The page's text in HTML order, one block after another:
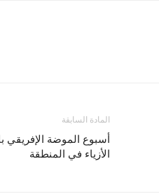
المادة السابقة
أسبوع الموضة
الأزياء في المنطقة